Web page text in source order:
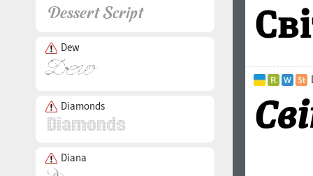
Dew
Diamonds
Diana